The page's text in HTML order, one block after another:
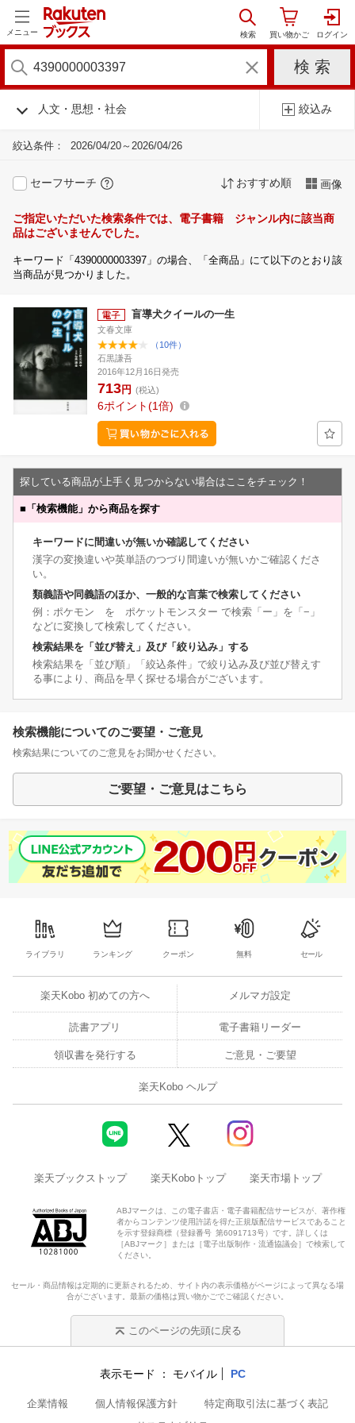
メニュー
人文・思想・社会 絞込み
絞込条件： 2026/04/20～2026/04/26
セーフサーチ おすすめ順 画像
ご指定いただいた検索条件では、電子書籍 ジャンル内に該当商
品はございませんでした。
キーワード「4390000003397」の場合、「全商品」にて以下のとおり該
当商品が見つかりました。
盲導犬クイールの一生
文春文庫
（10件）
石黒謙吾
2016年12月16日発売
713円 (税込)
6ポイント 1倍
探している商品が上手く見つからない場合はここをチェック！
■ 「検索機能」から商品を探す
キーワードに間違いが無いか確認してください
漢字の変換違いや英単語のつづり間違いが無いかご確認くださ
い。
類義語や同義語のほか、一般的な言葉で検索してください
例：ポケモン を ポケットモンスター で検索「ー」を「−」
などに変換して検索してください。
検索結果を「並び替え」及び「絞り込み」する
検索結果を「並び順」「絞込条件」で絞り込み及び並び替えす
る事により、商品を早く探せる場合がございます。
検索機能についてのご要望・ご意見
検索結果についてのご意見をお聞かせください。
ご要望・ご意見はこちら
ライブラリ ランキング クーポン 無料 セール
楽天Kobo 初めての方へ メルマガ設定
読書アプリ 電子書籍リーダー
領収書を発行する ご意見・ご要望
楽天Kobo ヘルプ
楽天ブックストップ 楽天Koboトップ 楽天市場トップ
ABJマークは、この電子書店・電子書籍配信サービスが、著作権
者からコンテンツ使用許諾を得た正規版配信サービスであること
を示す登録商標（登録番号 第6091713号）です。詳しくは
［ABJマーク］または［電子出版制作・流通協議会］で検索して
ください。
セール・商品情報は定期的に更新されるため、サイト内の表示価格がページによって異なる場
合がございます。最新の価格は買い物かごでご確認ください。
このページの先頭に戻る
表示モード モバイル PC
企業情報 個人情報保護方針
特定商取引法に基づく表記